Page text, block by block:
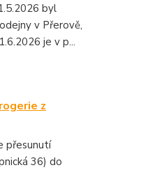
byl
v Přerově,
je v p...
z
přesunutí
36) do